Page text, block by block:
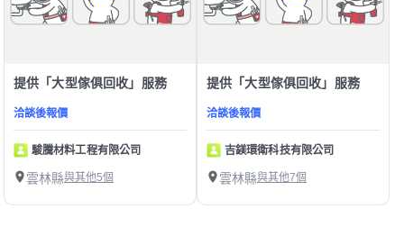
提供「大型傢俱回收」服務
洽談後報價
駿騰材料工程有限公司
雲林縣與其他5個
提供「大型傢俱回收」服務
洽談後報價
吉鎂環衛科技有限公司
雲林縣與其他7個